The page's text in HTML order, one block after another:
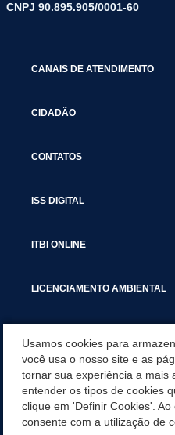
CNPJ 90.895.905/0001-60
CANAIS DE ATENDIMENTO
CIDADÃO
CONTATOS
ISS DIGITAL
ITBI ONLINE
LICENCIAMENTO AMBIENTAL
SERVIÇOS
SERVIÇOS DO
Usamos cookies para
você usa o nosso site e as
tornar sua experiência a mais
entender os tipos de cookies
clique em 'Definir Cookies'.
consente com a utilização de